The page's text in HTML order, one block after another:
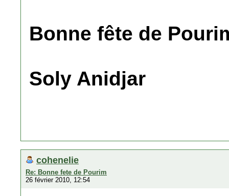
Bonne fête de
Soly Anidjar
cohenelie
Re: Bonne fete de Pourim
26 février 2010, 12:54